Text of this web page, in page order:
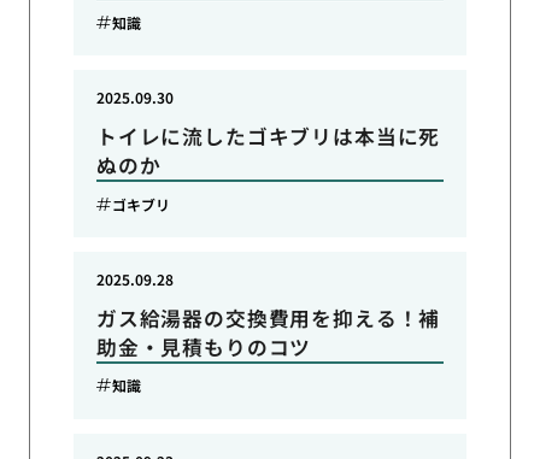
知識
トイレに流したゴキブリは本当に死
ぬのか
2025.09.30
ゴキブリ
ガス給湯器の交換費用を抑える！補
助金・見積もりのコツ
2025.09.28
知識